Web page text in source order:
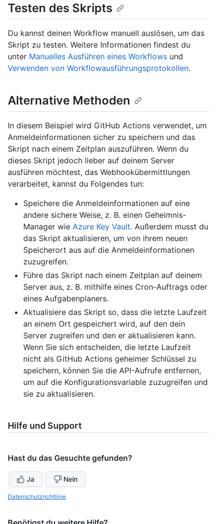
Testen des Skripts
Du kannst deinen Workflow manuell auslösen, um das
Skript zu testen. Weitere Informationen findest du
unter Manuelles Ausführen eines Workflows und
Verwenden von Workflowausführungsprotokollen.
Alternative Methoden
In diesem Beispiel wird GitHub Actions verwendet, um
Anmeldeinformationen sicher zu speichern und das
Skript nach einem Zeitplan auszuführen. Wenn du
dieses Skript jedoch lieber auf deinem Server
ausführen möchtest, das Webhookübermittlungen
verarbeitet, kannst du Folgendes tun:
Speichere die Anmeldeinformationen auf eine
andere sichere Weise, z. B. einen Geheimnis-
Manager wie Azure Key Vault. Außerdem musst du
das Skript aktualisieren, um von ihrem neuen
Speicherort aus auf die Anmeldeinformationen
zuzugreifen.
Führe das Skript nach einem Zeitplan auf deinem
Server aus, z. B. mithilfe eines Cron-Auftrags oder
eines Aufgabenplaners.
Aktualisiere das Skript so, dass die letzte Laufzeit
an einem Ort gespeichert wird, auf den dein
Server zugreifen und den er aktualisieren kann.
Wenn Sie sich entscheiden, die letzte Laufzeit
nicht als GitHub Actions geheimer Schlüssel zu
speichern, können Sie die API-Aufrufe entfernen,
um auf die Konfigurationsvariable zuzugreifen und
sie zu aktualisieren.
Hilfe und Support
Hast du das Gesuchte gefunden?
Ja Nein
Datenschutzrichtlinie